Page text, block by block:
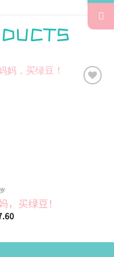
，买绿豆！